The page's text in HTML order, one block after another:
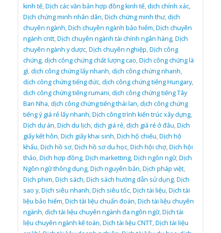
kinh tế,Dịch các văn bản hợp đồng kinh tế,dịch chính xác,
Dịch chứng minh nhân dân,Dịch chứng minh thư,dịch
chuyên ngành,Dịch chuyên ngành bảo hiểm,Dịch chuyên
ngành cntt,Dịch chuyên ngành tài chính ngân hàng,Dịch
chuyên ngành y dược,Dịch chuyên nghiệp,Dịch công
chứng,dịch công chứng chất lượng cao,Dịch công chứng là
gì,dịch công chứng lấy nhanh,dịch công chứng nhanh,
dịch công chứng tiếng đức,dịch công chứng tiếng Hungary,
dịch công chứng tiếng rumani,dịch công chứng tiếng Tây
Ban Nha,dịch công chứng tiếng thái lan,dịch công chứng
tiếng ý giá rẻ lấy nhanh,Dịch công trình kiến trúc xây dựng,
Dịch dự án,Dịch du lịch,dịch giá rẻ,dịch giá rẻ ở đâu,Dịch
giấy kết hôn,Dịch giấy khai sinh,Dịch hộ chiếu,Dịch hộ
khẩu,Dịch hồ sơ,Dịch hồ sơ du học,Dịch hội chợ,Dịch hội
thảo,Dịch hợp đồng,Dịch marketting,Dịch ngôn ngữ,Dịch
Ngôn ngữ thông dụng,Dịch nguyên bản,Dịch pháp việt,
Dịch phim,Dịch sách,Dịch sách hướng dẫn sử dụng,Dịch
sao y,Dịch siêu nhanh,Dịch siêu tốc,Dịch tài liệu,Dịch tài
liệu bảo hiểm,Dịch tài liệu chuẩn đoán,Dịch tài liệu chuyên
ngành,dịch tài liệu chuyên ngành đa ngôn ngữ,Dịch tài
liệu chuyên ngành kế toán,Dịch tài liệu CNTT,Dịch tài liệu